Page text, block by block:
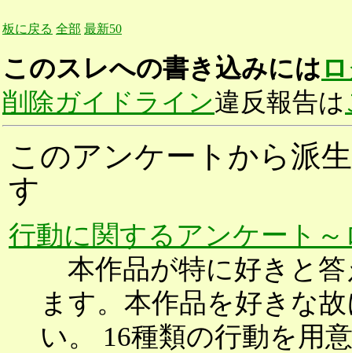
板に戻る 全部 最新50
このスレへの書き込みには
削除ガイドライン違反報告は
このアンケートから派
す
行動に関するアンケート
本作品が特に好きと
ます。本作品を好きな
い。 16種類の行動を用